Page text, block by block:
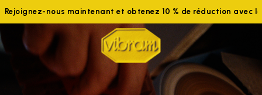
Rejoignez-nous maintenant et obtenez 10 % de réduction avec le